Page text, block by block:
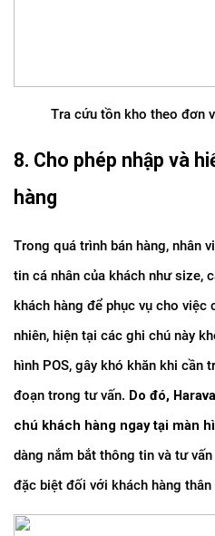
Tra cứu tồn kho theo đơn
8. Cho phép nhập và
hàng
Trong quá trình bán hàng, nhân
tin cá nhân của khách như size,
khách hàng để phục vụ cho việc
nhiên, hiện tại các ghi chú này
hình POS, gây khó khăn khi cần
đoạn trong tư vấn. Do đó,
chú khách hàng ngay tại màn
dàng nắm bắt thông tin và tư
đặc biệt đối với khách hàng thân